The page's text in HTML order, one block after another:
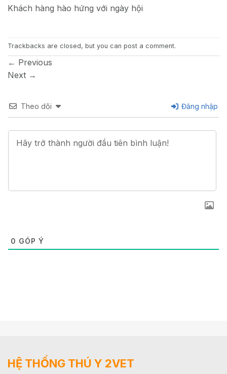
Khách hàng hào hứng với ngày hội
Trackbacks are closed, but you can post a comment.
← Previous
Next →
Theo dõi Đăng nhập
0 GÓP Ý
HỆ THỐNG THÚ Y 2VET